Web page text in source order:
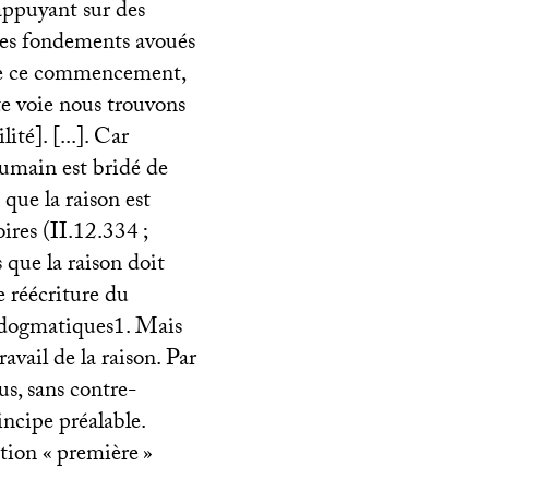
sur des
fondements avoués
commencement,
voie nous trouvons
[...]. Car
est bridé de
la raison est
(II.12.334;
la raison doit
réécriture du
Mais
de la raison. Par
sans contre-
préalable.
«première»